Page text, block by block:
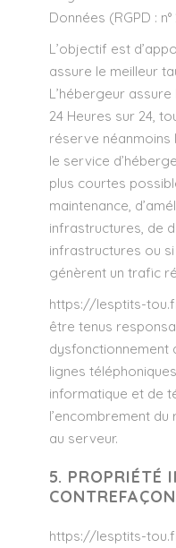
Données (RGPD :
L’objectif est
assure le meilleur
L’hébergeur
24 Heures sur 24,
réserve néanmoins
le service
plus courtes
maintenance,
infrastructures, de
infrastructures ou
génèrent un trafic
https://lesptits-
être tenus
dysfonctionnement
lignes
informatique et de
l’encombrement du
au serveur.
5. PROPRIÉTÉ
https://lesptits-